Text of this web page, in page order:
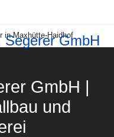
GmbH |
und